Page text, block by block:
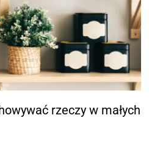
rzeczy w małych